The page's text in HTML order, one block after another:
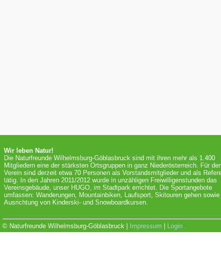
Wir leben Natur!
Die Naturfreunde Wilhelmsburg-Göblasbruck sind mit ihren mehr als 1.400
Mitgliedern eine der stärksten Ortsgruppen in ganz Niederösterreich. Für
Verein sind derzeit etwa 70 Personen als Vorstandsmitglieder und als
tätig. In den Jahren 2011/2012 wurde in unzähligen Freiwilligenstunden das
Vereinsgebäude, unser HUGO, im Stadtpark errichtet. Die Sportangebote
umfassen: Wanderungen, Mountainbiken, Laufsport, Skitouren gehen sowie
Ausrichtung von Kinderski- und Snowboardkursen.
© Naturfreunde Wilhelmsburg-Göblasbruck | Impressum Login